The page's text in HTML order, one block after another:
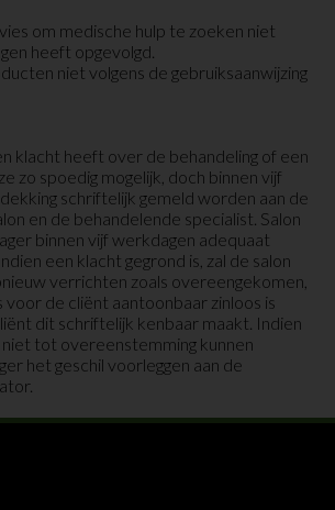
om medische hulp te zoeken niet
heeft opgevolgd.
niet volgens de gebruiksaanwijzing
klacht heeft over de behandeling of een
zo spoedig mogelijk, doch binnen vijf
schriftelijk gemeld worden aan de
en de behandelende specialist. Salon
binnen vijf werkdagen adequaat
een klacht gegrond is, zal de salon
verrichten zoals overeengekomen,
voor de cliënt aantoonbaar zinloos is
dit schriftelijk kenbaar maakt. Indien
niet tot overeenstemming kunnen
het geschil voorleggen aan de